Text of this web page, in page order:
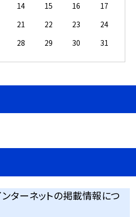
14 15 16
17
21 22 23
24
28 29 30 31
ターネットの掲載情報につ